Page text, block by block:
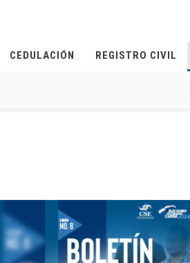
CEDULACIÓN REGISTRO CIVIL